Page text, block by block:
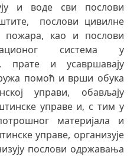
и воде сви послови
послови цивилне
као и послови
система у
прате и усавршавају
помоћ и врши обука
управи, обављају
управе и, с тим у
материјала и
управе, организује
послови одржавања